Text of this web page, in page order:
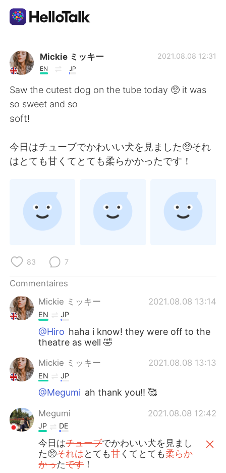
Appli d'échange linguistique
AI Grammar Checker
Français
English 简体中文
العربية Deutsch
日本語 한국어
Русский
Indonesia
Türkçe
Português
Mickie ミッキー
EN JP
2021.08.08 12:31
Saw the cutest dog on the tube today 🥺 it was
so sweet and so
soft!
今日はチューブでかわいい犬を見ました🥺それ
はとても甘くてとても柔らかかったです！
83 7
Commentaires
Mickie ミッキー
2021.08.08 13:14
EN JP
@Hiro haha i know! they were off to the
theatre as well 🤣
Mickie ミッキー 2021.08.08 13:13
EN JP
@Megumi ah thank you!! 🥰
Megumi 2021.08.08 12:42
JP DE
今日はチューブでかわいい犬を見まし
た🥺それはとても甘くてとても柔らか
かったです！